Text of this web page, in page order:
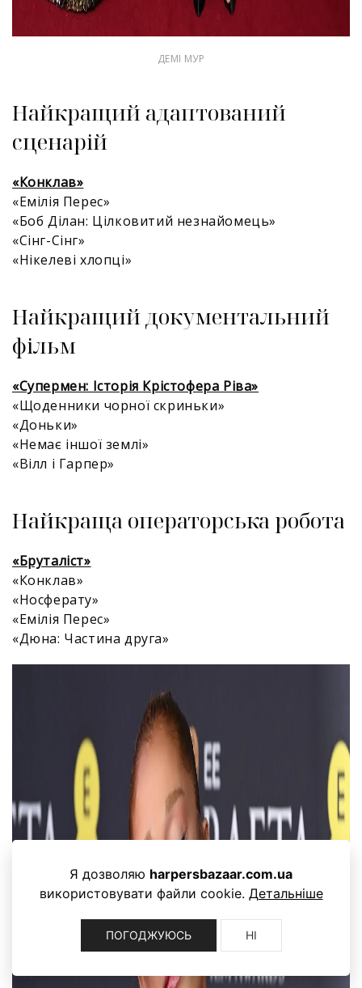
ДЕМІ МУР
Найкращий адаптований
сценарій
«Конклав»
«Емілія Перес»
«Боб Ділан: Цілковитий незнайомець»
«Сінг-Сінг»
«Нікелеві хлопці»
Найкращий документальний
фільм
«Супермен: Історія Крістофера Ріва»
«Щоденники чорної скриньки»
«Доньки»
«Немає іншої землі»
«Вілл і Гарпер»
Найкраща операторська робота
«Бруталіст»
«Конклав»
«Носферату»
«Емілія Перес»
«Дюна: Частина друга»
Я дозволяю harpersbazaar.com.ua
використовувати файли cookie. Детальніше
ПОГОДЖУЮСЬ НІ